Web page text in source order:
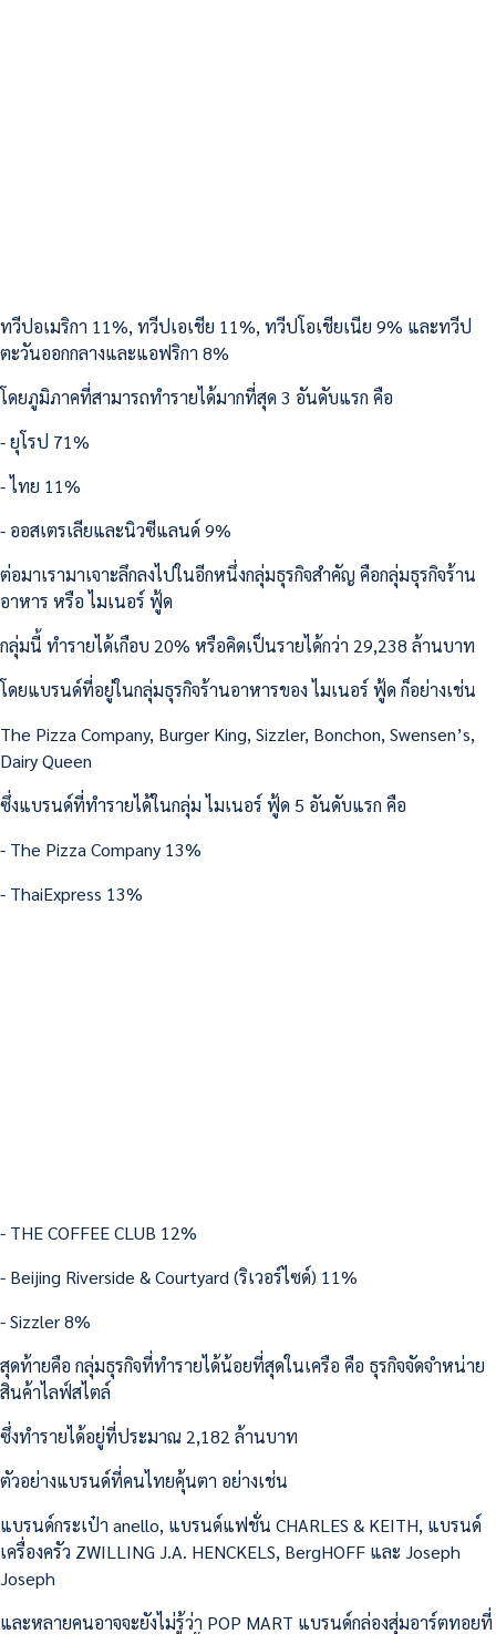
ทวีปอเมริกา 11%, ทวีปเอเชีย 11%, ทวีปโอเชียเนีย 9% และทวีป
ตะวันออกกลางและแอฟริกา 8%
โดยภูมิภาคที่สามารถทำรายได้มากที่สุด 3 อันดับแรก คือ
- ยุโรป 71%
- ไทย 11%
- ออสเตรเลียและนิวซีแลนด์ 9%
ต่อมาเรามาเจาะลึกลงไปในอีกหนึ่งกลุ่มธุรกิจสำคัญ คือกลุ่มธุรกิจร้าน
อาหาร หรือ ไมเนอร์ ฟู้ด
กลุ่มนี้ ทำรายได้เกือบ 20% หรือคิดเป็นรายได้กว่า 29,238 ล้านบาท
โดยแบรนด์ที่อยู่ในกลุ่มธุรกิจร้านอาหารของ ไมเนอร์ ฟู้ด ก็อย่างเช่น
The Pizza Company, Burger King, Sizzler, Bonchon, Swensen’s,
Dairy Queen
ซึ่งแบรนด์ที่ทำรายได้ในกลุ่ม ไมเนอร์ ฟู้ด 5 อันดับแรก คือ
- The Pizza Company 13%
- ThaiExpress 13%
- THE COFFEE CLUB 12%
- Beijing Riverside & Courtyard (ริเวอร์ไซด์) 11%
- Sizzler 8%
สุดท้ายคือ กลุ่มธุรกิจที่ทำรายได้น้อยที่สุดในเครือ คือ ธุรกิจจัดจำหน่าย
สินค้าไลฟ์สไตล์
ซึ่งทำรายได้อยู่ที่ประมาณ 2,182 ล้านบาท
ตัวอย่างแบรนด์ที่คนไทยคุ้นตา อย่างเช่น
แบรนด์กระเป๋า anello, แบรนด์แฟชั่น CHARLES & KEITH, แบรนด์
เครื่องครัว ZWILLING J.A. HENCKELS, BergHOFF และ Joseph
Joseph
และหลายคนอาจจะยังไม่รู้ว่า POP MART แบรนด์กล่องสุ่มอาร์ตทอยที่